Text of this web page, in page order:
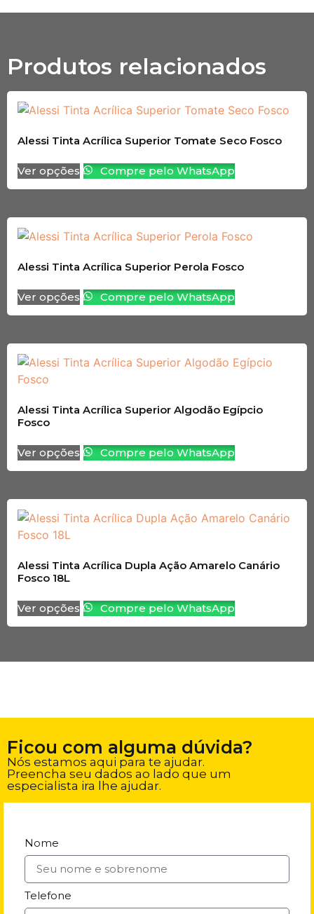
Produtos relacionados
Alessi Tinta Acrílica Superior Tomate Seco Fosco
Ver opções Compre pelo WhatsApp
Alessi Tinta Acrílica Superior Perola Fosco
Ver opções Compre pelo WhatsApp
Alessi Tinta Acrílica Superior Algodão Egípcio
Fosco
Ver opções Compre pelo WhatsApp
Alessi Tinta Acrílica Dupla Ação Amarelo Canário
Fosco 18L
Ver opções Compre pelo WhatsApp
Ficou com alguma dúvida?
Nós estamos aqui para te ajudar.
Preencha seu dados ao lado que um
especialista ira lhe ajudar.
Nome
Telefone